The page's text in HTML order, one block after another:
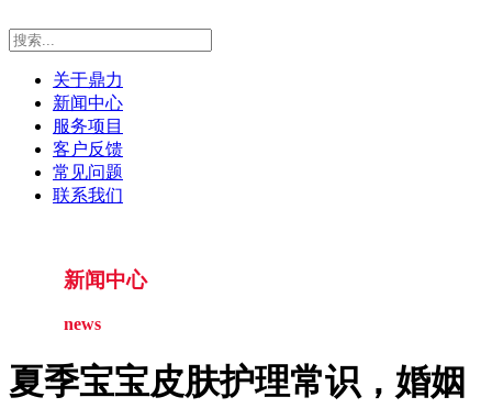
关于鼎力
新闻中心
服务项目
客户反馈
常见问题
联系我们
新闻中心
news
夏季宝宝皮肤护理常识，婚姻